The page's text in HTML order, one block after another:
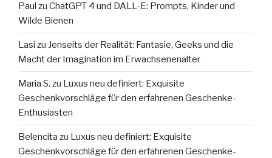
Paul zu ChatGPT 4 und DALL-E: Prompts, Kinder und
Wilde Bienen
Lasi zu Jenseits der Realität: Fantasie, Geeks und die
Macht der Imagination im Erwachsenenalter
Maria S. zu Luxus neu definiert: Exquisite
Geschenkvorschläge für den erfahrenen Geschenke-
Enthusiasten
Belencita zu Luxus neu definiert: Exquisite
Geschenkvorschläge für den erfahrenen Geschenke-